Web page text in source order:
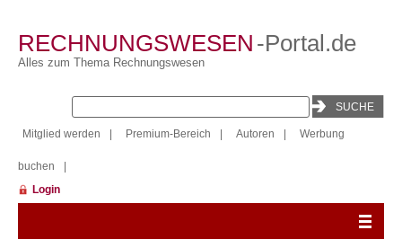
RECHNUNGSWESEN -Portal.de
Alles zum Thema Rechnungswesen
Mitglied werden Premium-Bereich Autoren Werbung
buchen
Login